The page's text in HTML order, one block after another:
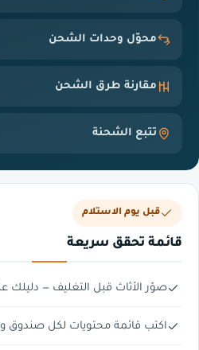
محوّل وحدات الشحن
مقارنة طرق الشحن
تتبع الشحنة
قبل يوم الاستلام
قائمة تحقق سريعة
صوّر الأثاث قبل التغليف — دليلك
اكتب قائمة محتويات لكل صندوق